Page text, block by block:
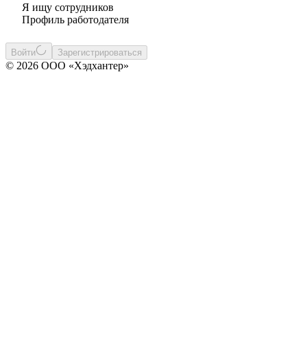
Я ищу сотрудников
Профиль работодателя
Войти Зарегистрироваться
© 2026 ООО «Хэдхантер»